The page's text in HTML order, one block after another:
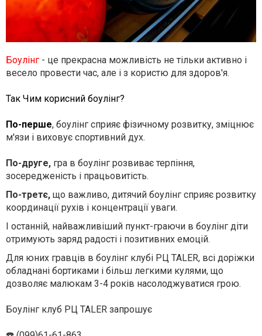
Боулінг - це прекрасна можливість не тільки активно і
весело провести час, але і з користю для здоров'я.
Так Чим корисний боулінг?
По-перше, боулінг сприяє фізичному розвитку, зміцнює
м'язи і виховує спортивний дух.
По-друге, гра в боулінг розвиває терпіння,
зосередженість і працьовитість.
По-третє, що важливо, дитячий боулінг сприяє розвитку
координації рухів і концентрації уваги.
І останній, найважливіший пункт-граючи в боулінг діти
отримують заряд радості і позитивних емоцій.
Для юних гравців в боулінг клубі РЦ TALER, всі доріжки
обладнані бортиками і більш легкими кулями, що
дозволяє малюкам 3-4 років насолоджуватися грою.
Боулінг клуб РЦ TALER запрошує